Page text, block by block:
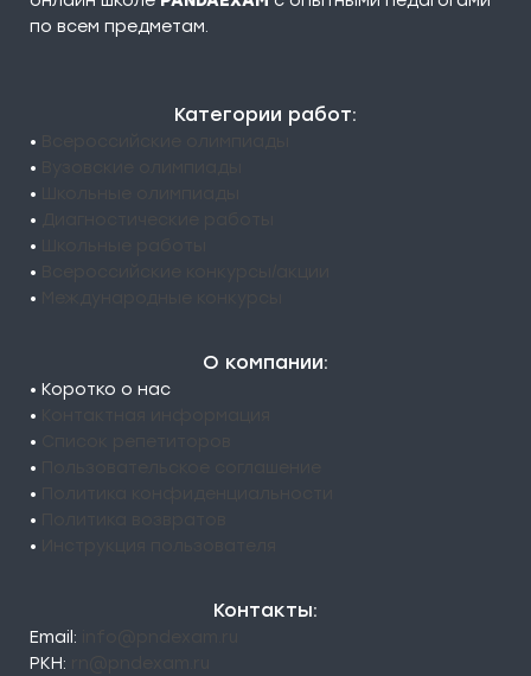
по всем предметам.
Категории работ:
•
•
•
•
•
•
•
О компании:
• Коротко о нас
•
•
•
•
•
•
Контакты:
Email:
РКН: